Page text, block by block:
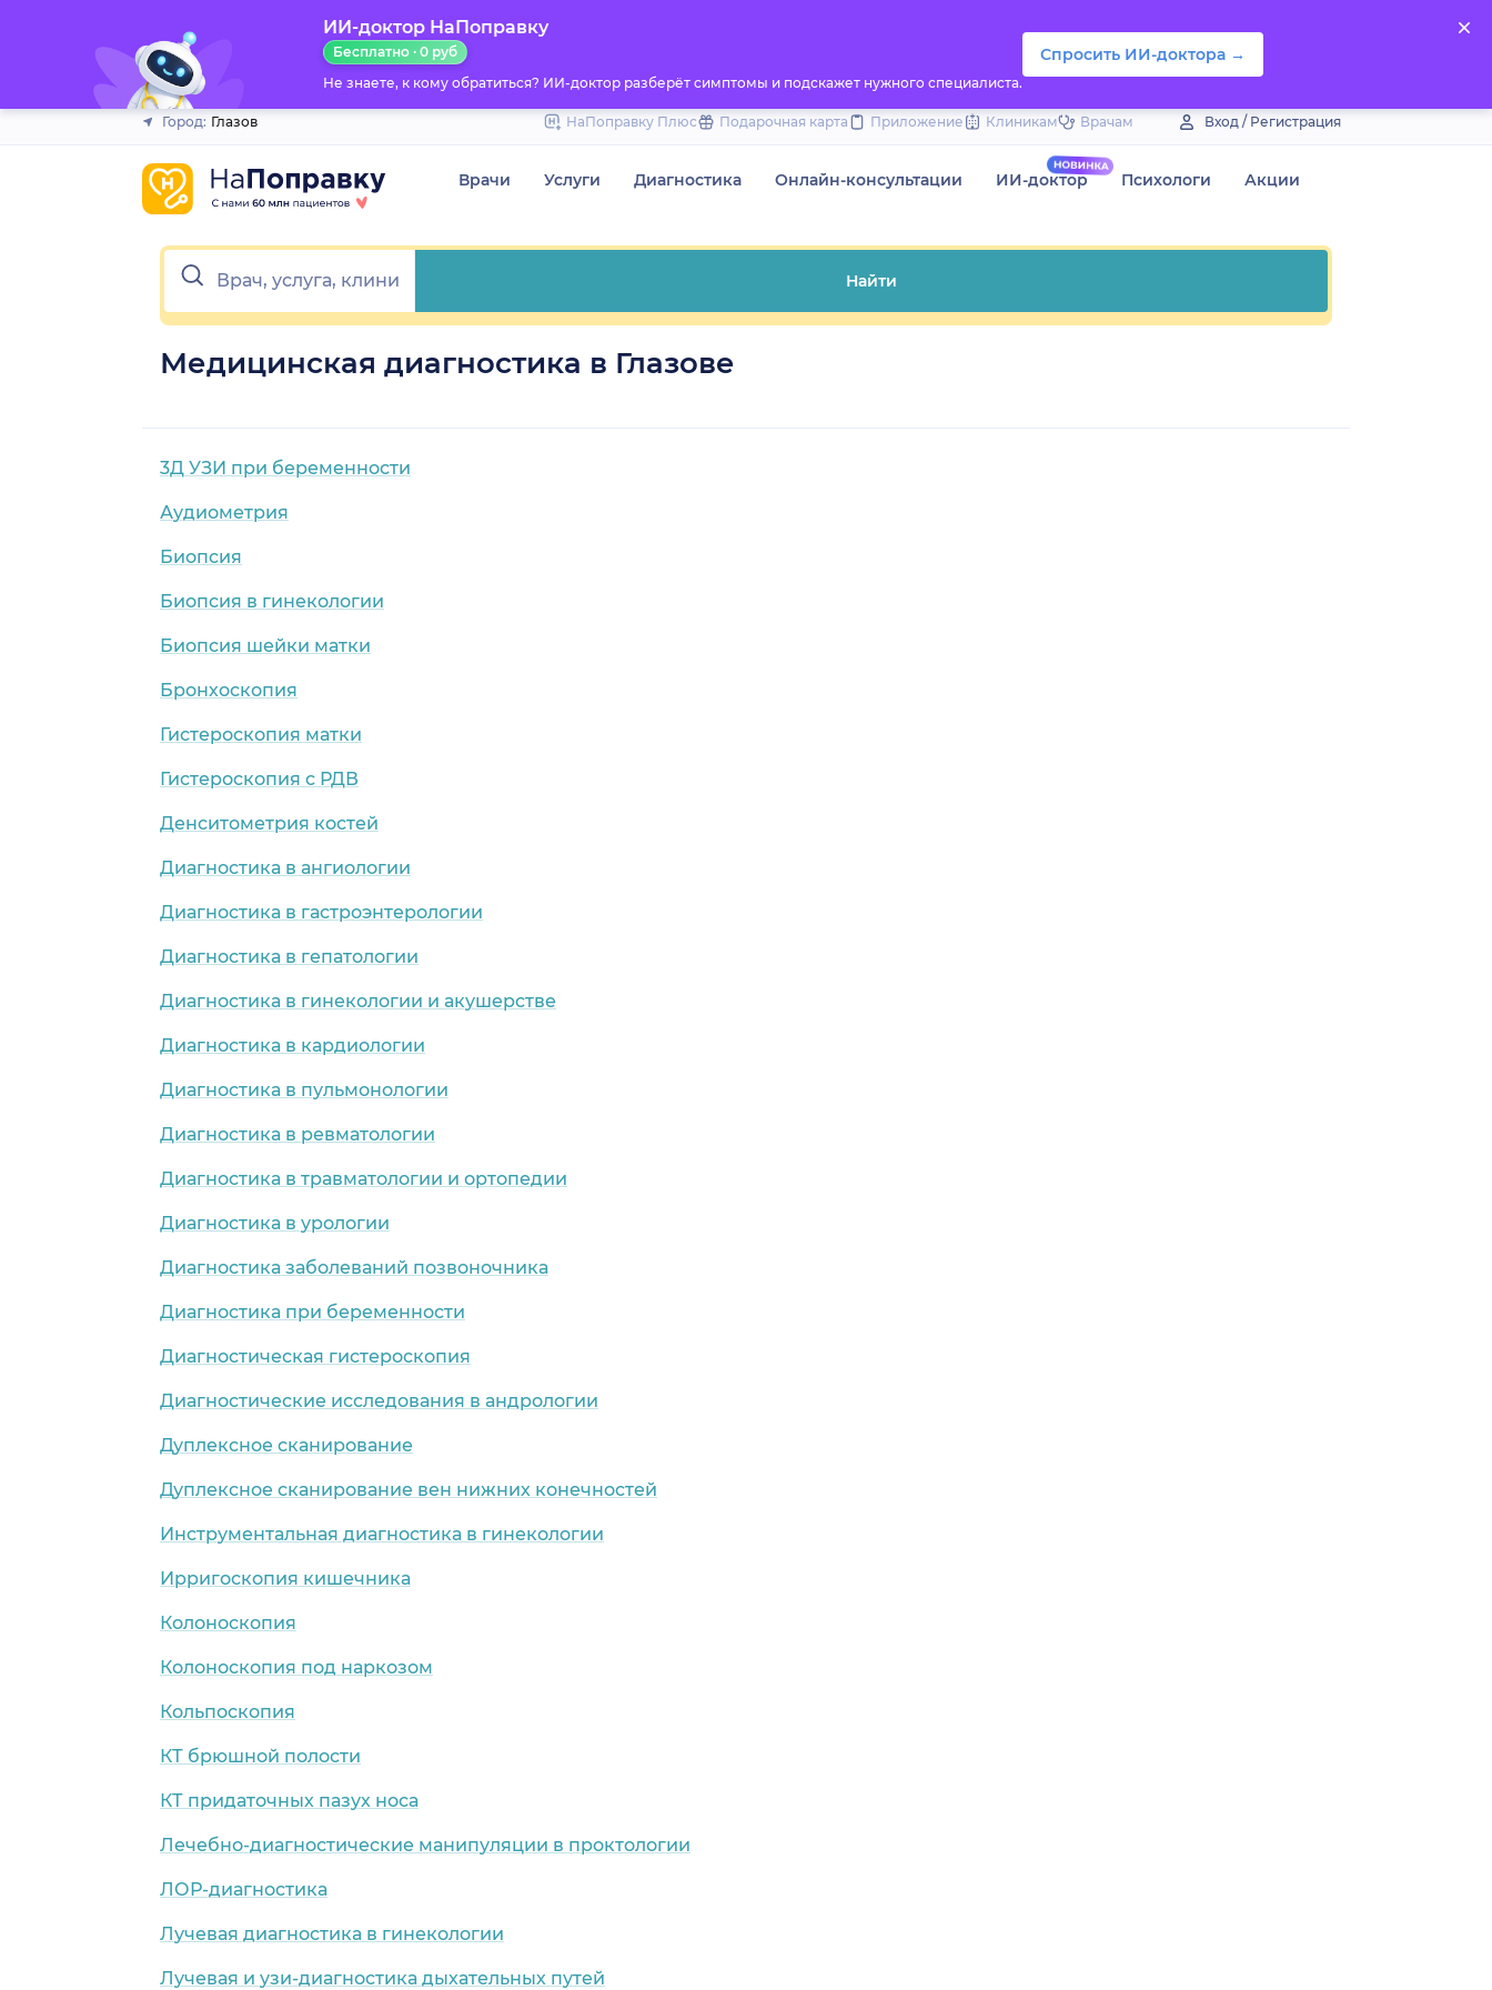
ИИ-доктор НаПоправку
Бесплатно · 0 руб
Не знаете, к кому обратиться? ИИ-доктор разберёт симптомы и подскажет нужного специалиста.
Спросить ИИ-доктора →
Город: Глазов НаПоправку Плюс Подарочная карта Приложение Клиникам Врачам Вход / Регистрация
Врачи Услуги Диагностика Онлайн-консультации ИИ-доктор Психологи Акции
Найти
Медицинская диагностика в Глазове
3Д УЗИ при беременности
Аудиометрия
Биопсия
Биопсия в гинекологии
Биопсия шейки матки
Бронхоскопия
Гистероскопия матки
Гистероскопия с РДВ
Денситометрия костей
Диагностика в ангиологии
Диагностика в гастроэнтерологии
Диагностика в гепатологии
Диагностика в гинекологии и акушерстве
Диагностика в кардиологии
Диагностика в пульмонологии
Диагностика в ревматологии
Диагностика в травматологии и ортопедии
Диагностика в урологии
Диагностика заболеваний позвоночника
Диагностика при беременности
Диагностическая гистероскопия
Диагностические исследования в андрологии
Дуплексное сканирование
Дуплексное сканирование вен нижних конечностей
Инструментальная диагностика в гинекологии
Ирригоскопия кишечника
Колоноскопия
Колоноскопия под наркозом
Кольпоскопия
КТ брюшной полости
КТ придаточных пазух носа
Лечебно-диагностические манипуляции в проктологии
ЛОР-диагностика
Лучевая диагностика в гинекологии
Лучевая и узи-диагностика дыхательных путей